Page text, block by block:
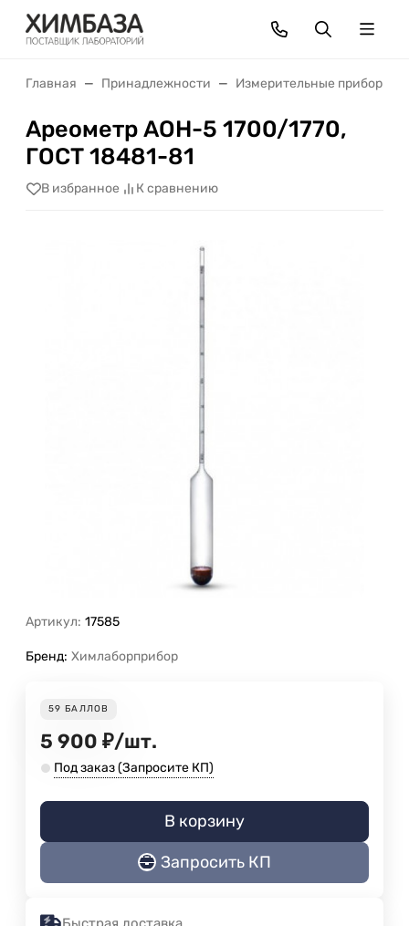
Главная Принадлежности Измерительные приборы
Ареометр АОН-5 1700/1770,
ГОСТ 18481-81
В избранное К сравнению
Артикул: 17585
Бренд: Химлаборприбор
59 БАЛЛОВ
5 900 ₽/шт.
Под заказ (Запросите КП)
В корзину
Запросить КП